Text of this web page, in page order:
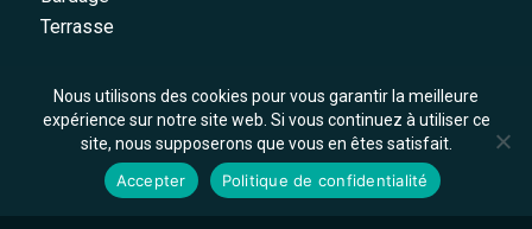
Terrasse
Métallerie
Garde-corps
Nous utilisons des cookies pour vous garantir la meilleure
expérience sur notre site web. Si vous continuez à utiliser ce
site, nous supposerons que vous en êtes satisfait.
Accepter
Politique de confidentialité